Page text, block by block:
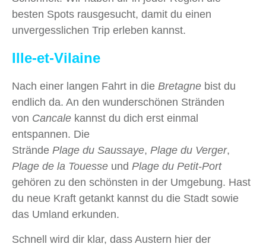
besten Spots rausgesucht, damit du einen
unvergesslichen Trip erleben kannst.
Ille-et-Vilaine
Nach einer langen Fahrt in die Bretagne bist du
endlich da. An den wunderschönen Stränden
von Cancale kannst du dich erst einmal
entspannen. Die
Strände Plage du Saussaye, Plage du Verger,
Plage de la Touesse und Plage du Petit-Port
gehören zu den schönsten in der Umgebung. Hast
du neue Kraft getankt kannst du die Stadt sowie
das Umland erkunden.
Schnell wird dir klar, dass Austern hier der